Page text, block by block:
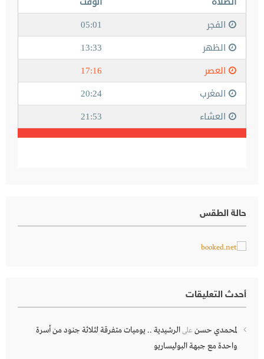
حالة الطقس
أحدث التعليقات
لمحمدي حسن علىالرشيدية .. يوميات متفرقة لثلاثة جنود من أسرة
واحدة مع جبهة البوليساريو